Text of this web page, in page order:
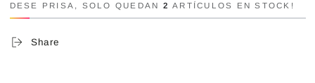
DESE PRISA, SOLO QUEDAN 2 ARTÍCULOS EN STOCK!
Share